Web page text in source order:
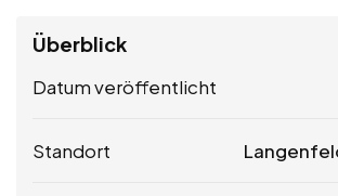
Überblick
Datum veröffentlicht
Standort